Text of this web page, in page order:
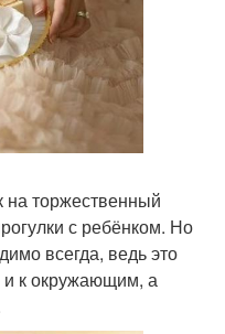
на торжественный
с ребёнком. Но
всегда, ведь это
и к окружающим, а